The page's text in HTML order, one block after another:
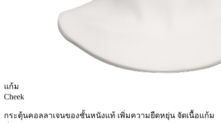
แก้ม
Cheek
กระตุ้นคอลลาเจนของชั้นหนังแท้ เพิ่มความยืดหยุ่น จัดเนื้อแก้ม